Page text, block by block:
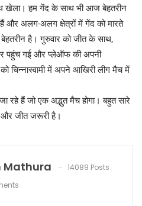
खेला। हम गेंद के साथ भी आज बेहतरीन
अलग-अलग क्षेत्रों में गेंद को मारते
है। गुरुवार को जीत के साथ,
पहुंच गई और प्लेऑफ की अपनी
चिन्नास्वामी में अपने आखिरी लीग मैच में
रहे हैं जो एक अद्भुत मैच होगा। बहुत सारे
जीत जरूरी है।
Mathura
14089 Posts